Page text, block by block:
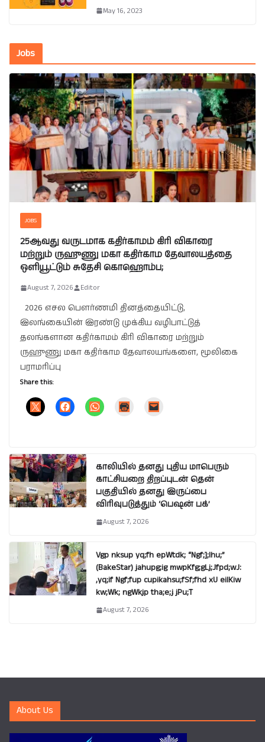
May 16, 2023
Jobs
JOBS
25ஆவது வருடமாக கதிர்காமம் கிரி விகாரை
மற்றும் ருஹுணு மகா கதிர்காம தேவாலயத்தை
ஒளியூட்டும் சுதேசி கொஹொம்ப;
August 7, 2026 Editor
2026 எசல பௌர்ணமி தினத்தையிட்டு,
இலங்கையின் இரண்டு முக்கிய வழிபாட்டுத்
தலங்களான கதிர்காமம் கிரி விகாரை மற்றும்
ருஹுணு மகா கதிர்காம தேவாலயங்களை, மூலிகை
பராமரிப்பு
Share this:
காலியில் தனது புதிய மாபெரும்
காட்சியறை திறப்புடன் தென்
பகுதியில் தனது இருப்பை
விரிவுபடுத்தும் ‘பெஷன் பக்’
August 7, 2026
Vgp nksup yq;fh epWtdk; “Ngf;];lhu;”
(BakeStar) jahupg;ig mwpKfg;gLj;Jfpd;wJ:
,yq;if Ngf;fup cupikahsu;fSf;fhd xU eilKiw
kw;Wk; ngWkjp tha;e;j jPu;T
August 7, 2026
About Us